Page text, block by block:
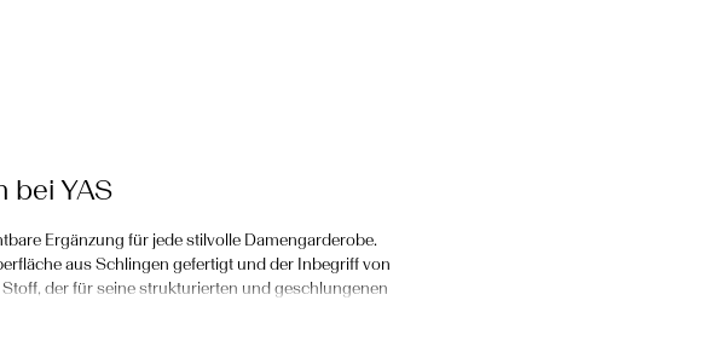
bei YAS
Ergänzung für jede stilvolle Damengarderobe.
aus Schlingen gefertigt und der Inbegriff von
der für seine strukturierten und geschlungenen
dich auf die lebendige, feminine Mode, für die